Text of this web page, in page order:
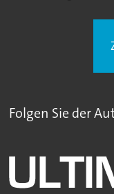
Folgen Sie der